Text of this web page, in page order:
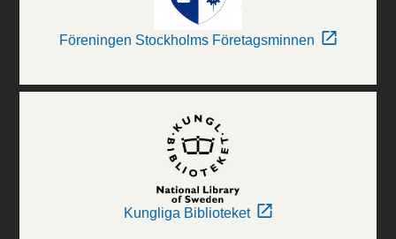
Föreningen Stockholms Företagsminnen
Kungliga Biblioteket